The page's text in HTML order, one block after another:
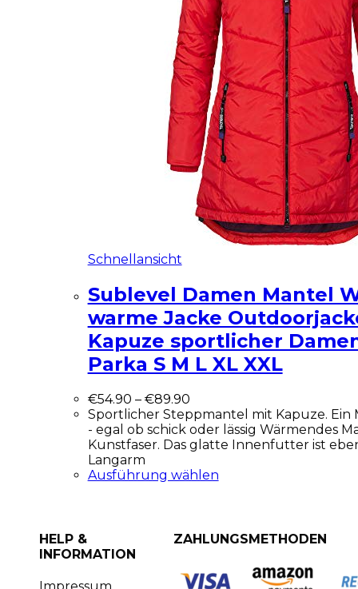
Schnellansicht
Sublevel Damen Mantel
warme Jacke
Kapuze sportlicher
Parka S M L XL XXL
€54.90 – €89.90
Sportlicher Steppmantel mit Kapuze. Ein
- egal ob schick oder lässig Wärmendes
Kunstfaser. Das glatte Innenfutter ist
Langarm
Ausführung wählen
HELP &
INFORMATION
ZAHLUNGSMETHODEN